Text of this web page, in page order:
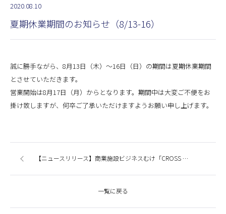
2020.08.10
夏期休業期間のお知らせ（8/13-16）
誠に勝手ながら、8月13日（木）〜16日（日）の期間は夏期休業期間
とさせていただきます。
営業開始は8月17日（月）からとなります。期間中は大変ご不便をお
掛け致しますが、何卒ご了承いただけますようお願い申し上げます。
【ニュースリリース】商業施設ビジネスむけ「CROSS LAYER」サービス受付開始
一覧に戻る